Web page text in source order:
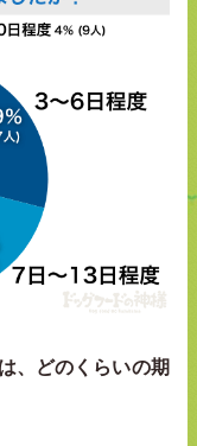
、どのくらいの期